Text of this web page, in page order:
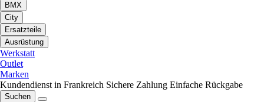
BMX
City
Ersatzteile
Ausrüstung
Werkstatt
Outlet
Marken
Kundendienst in Frankreich Sichere Zahlung Einfache Rückgabe
Suchen